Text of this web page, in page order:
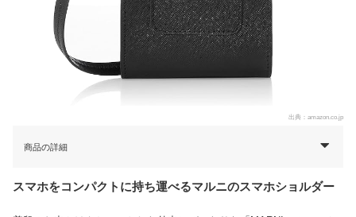
出典： amazon.co.jp
商品の詳細
スマホをコンパクトに持ち運べるマルニのスマホショルダー